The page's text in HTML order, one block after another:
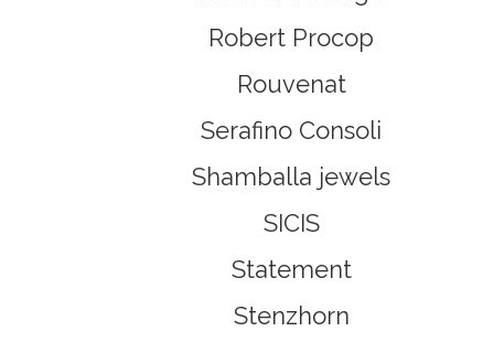
Robert Procop
Rouvenat
Serafino Consoli
Shamballa jewels
SICIS
Statement
Stenzhorn